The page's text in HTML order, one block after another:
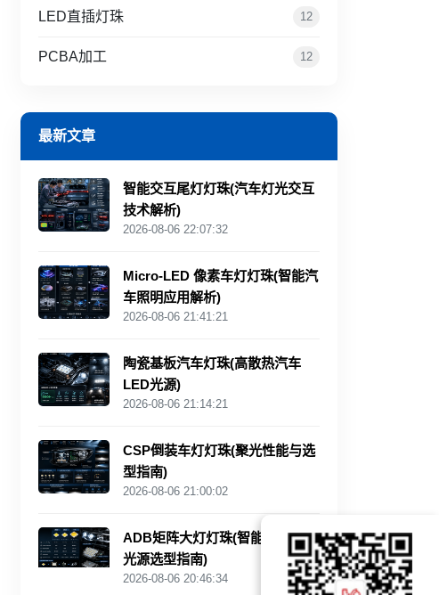
LED直插灯珠 12
PCBA加工 12
最新文章
智能交互尾灯灯珠(汽车灯光交互
技术解析)
2026-08-06 22:07:32
Micro-LED 像素车灯灯珠(智能汽
车照明应用解析)
2026-08-06 21:41:21
陶瓷基板汽车灯珠(高散热汽车
LED光源)
2026-08-06 21:14:21
CSP倒装车灯灯珠(聚光性能与选
型指南)
2026-08-06 21:00:02
ADB矩阵大灯灯珠(智能汽车照明
光源选型指南)
2026-08-06 20:46:34